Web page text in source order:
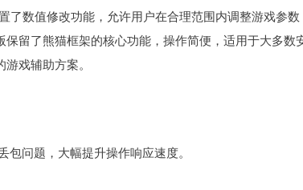
了数值修改功能，允许用户在合理范围内调整游戏参
留了熊猫框架的核心功能，操作简便，适用于大多数
戏辅助方案。
问题，大幅提升操作响应速度。